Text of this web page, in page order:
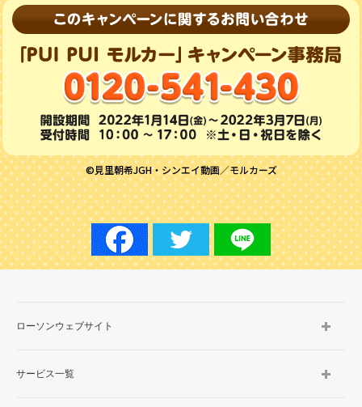
©見里朝希JGH・シンエイ動画／モルカーズ
ローソンウェブサイト
サービス一覧